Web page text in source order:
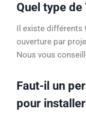
Quel type
Il existe différents
ouverture par
Nous vous
Faut-il un
pour